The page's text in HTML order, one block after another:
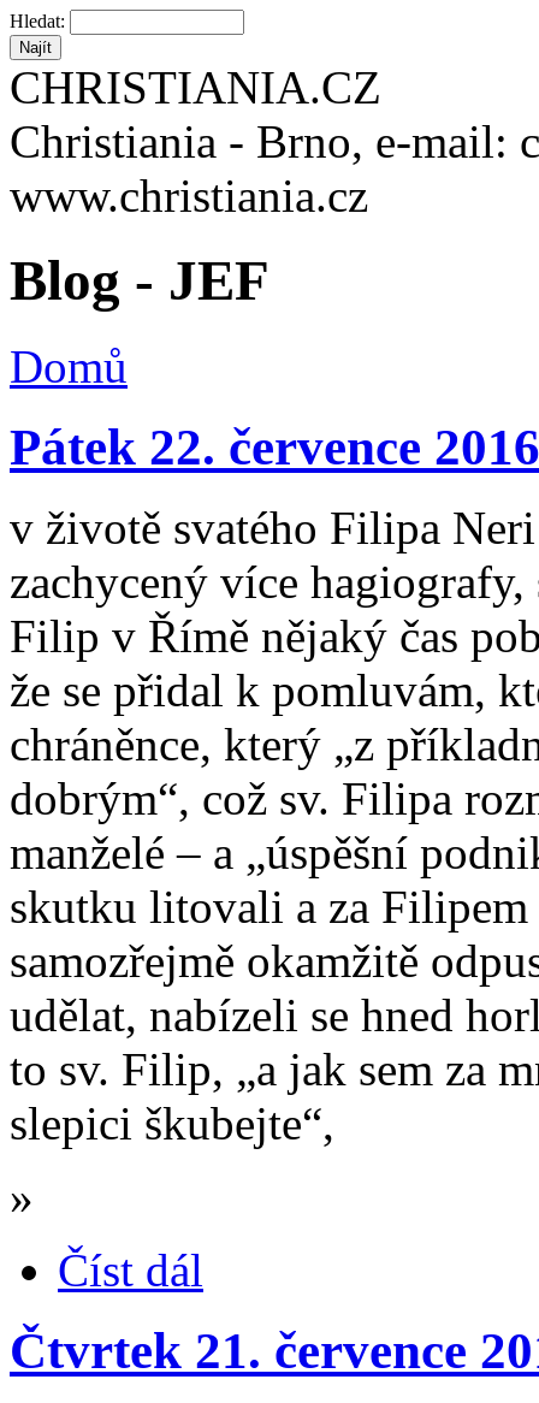
Hledat:
CHRISTIANIA.CZ
Christiania - Brno, e-mail:
www.christiania.cz
Blog - JEF
Domů
Pátek 22. července 2016
v životě svatého Filipa
zachycený více
Filip v Římě nějaký čas
že se přidal k pomluvám,
chráněnce, který „z
dobrým“, což sv. Filipa
manželé – a „úspěšní
skutku litovali a za
samozřejmě okamžitě
udělat, nabízeli se hned
to sv. Filip, „a jak sem za
slepici škubejte“,
»
Číst dál
Čtvrtek 21. července